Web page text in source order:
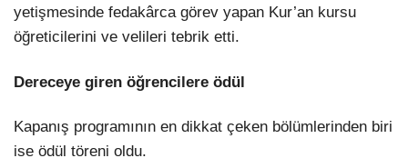
yetişmesinde fedakârca görev yapan Kur’an kursu
öğreticilerini ve velileri tebrik etti.
Dereceye giren öğrencilere ödül
Kapanış programının en dikkat çeken bölümlerinden biri
ise ödül töreni oldu.